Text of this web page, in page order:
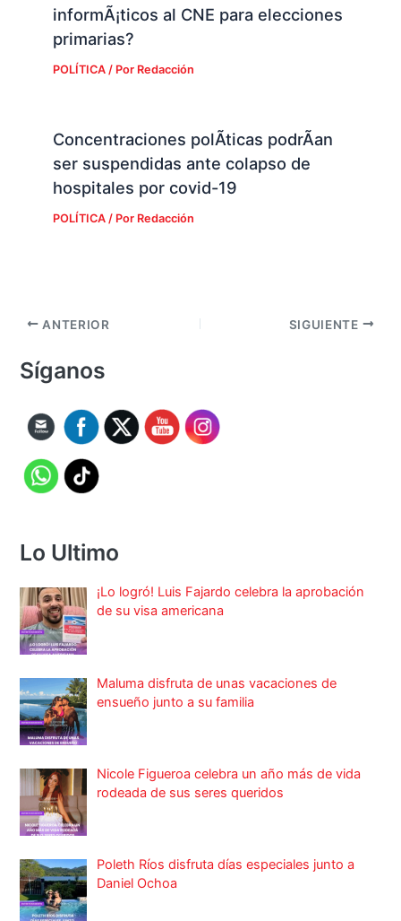
informÃ¡ticos al CNE para elecciones
primarias?
POLÍTICA/ Por Redacción
Concentraciones polÃ­ticas podrÃ­an
ser suspendidas ante colapso de
hospitales por covid-19
POLÍTICA/ Por Redacción
ANTERIOR SIGUIENTE
Síganos
Lo Ultimo
¡Lo logró! Luis Fajardo celebra la aprobación
de su visa americana
Maluma disfruta de unas vacaciones de
ensueño junto a su familia
Nicole Figueroa celebra un año más de vida
rodeada de sus seres queridos
Poleth Ríos disfruta días especiales junto a
Daniel Ochoa